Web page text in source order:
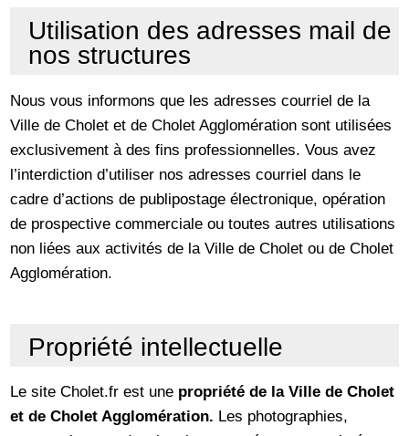
Utilisation des adresses mail de
nos structures
Nous vous informons que les adresses courriel de la
Ville de Cholet et de Cholet Agglomération sont utilisées
exclusivement à des fins professionnelles. Vous avez
l’interdiction d’utiliser nos adresses courriel dans le
cadre d’actions de publipostage électronique, opération
de prospective commerciale ou toutes autres utilisations
non liées aux activités de la Ville de Cholet ou de Cholet
Agglomération.
Propriété intellectuelle
Le site Cholet.fr est une propriété de la Ville de Cholet
et de Cholet Agglomération. Les photographies,